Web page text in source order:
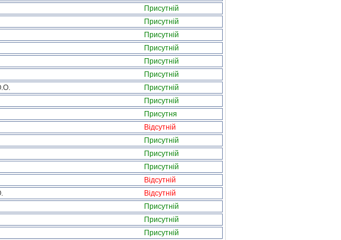
Присутній
Присутній
Присутній
Присутній
Присутній
Присутній
Присутній
Присутній
Присутня
Відсутній
Присутній
Присутній
Присутній
Відсутній
Відсутній
Присутній
Присутній
Присутній